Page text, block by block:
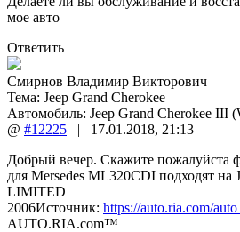
мое авто
Ответить
Смирнов Владимир Викторович
Тема: Jeep Grand Cherokee
Автомобиль: Jeep Grand Cherokee III
@ #12225 | 17.01.2018, 21:13
Добрый вечер. Скажите пожалуйста
для Mersedes ML320CDI подходят на
LIMITED
2006Источник: https://auto.ria.com/
AUTO.RIA.com™